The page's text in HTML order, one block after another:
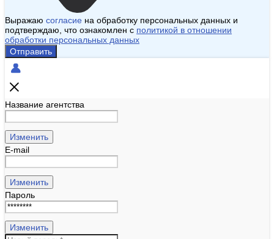
Выражаю согласие на обработку персональных данных и
подтверждаю, что ознакомлен с политикой в отношении
обработки персональных данных
Отправить
Название агентства
Изменить
E-mail
Изменить
Пароль
Изменить